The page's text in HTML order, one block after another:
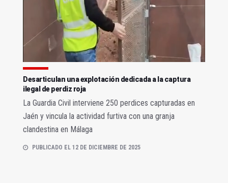
Desarticulan una explotación dedicada a la captura
ilegal de perdiz roja
La Guardia Civil interviene 250 perdices capturadas en
Jaén y vincula la actividad furtiva con una granja
clandestina en Málaga
PUBLICADO EL 12 DE DICIEMBRE DE 2025